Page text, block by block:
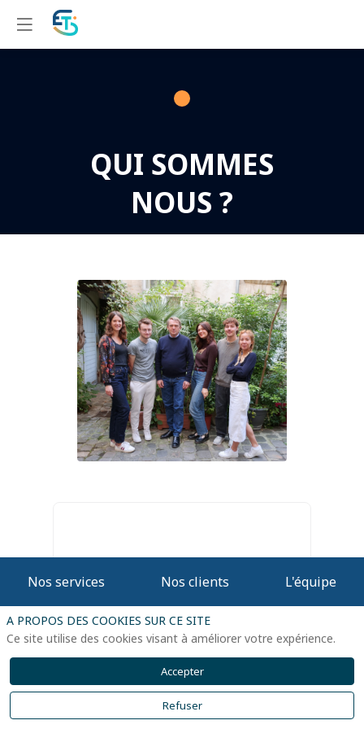
QUI SOMMES
NOUS ?
Notre équipe réunit 6 professionnels
aux parcours variés, chacun spécialisé
projet, data analyse, expertise
terrain & production, intégration
web, conseil et customer
Nos services Nos clients L'équipe
A PROPOS DES COOKIES SUR CE SITE
Ce site utilise des cookies visant à améliorer votre expérience.
Accepter
Refuser